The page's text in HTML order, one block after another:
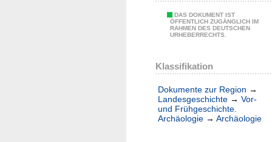
DAS DOKUMENT IST
ÖFFENTLICH ZUGÄNGLICH IM
RAHMEN DES DEUTSCHEN
URHEBERRECHTS.
Klassifikation
Dokumente zur Region →
Landesgeschichte → Vor-
und Frühgeschichte.
Archäologie → Archäologie